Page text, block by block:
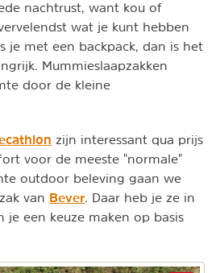
nachtrust, want kou of
wat je kunt hebben
je met een backpack, dan is het
Mummieslaapzakken
door de kleine
zijn interessant qua prijs
voor de meeste "normale"
outdoor beleving gaan we
van Bever. Daar heb je ze in
je een keuze maken op basis